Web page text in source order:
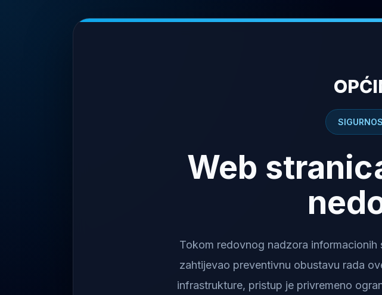
Web
Tokom redovnog nadzora
zahtijevao preventivnu obustavu rada
infrastrukture, pristup je privremeno